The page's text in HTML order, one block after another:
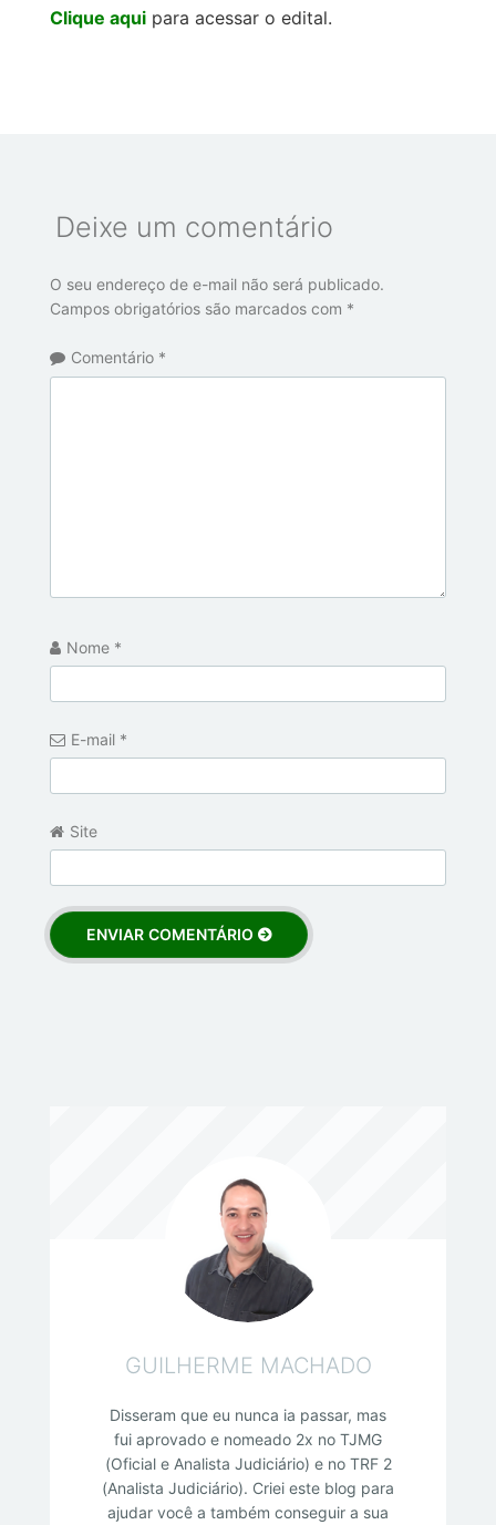
Clique aquipara acessar o edital.
Deixe um comentário
O seu endereço de e-mail não será publicado.
Campos obrigatórios são marcados com *
Comentário *
Nome *
E-mail *
Site
GUILHERME MACHADO
Disseram que eu nunca ia passar, mas
fui aprovado e nomeado 2x no TJMG
(Oficial e Analista Judiciário) e no TRF 2
(Analista Judiciário). Criei este blog para
ajudar você a também conseguir a sua